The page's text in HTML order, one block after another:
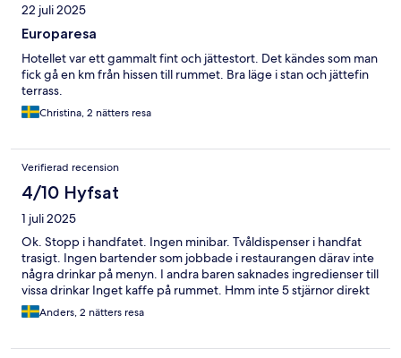
22 juli 2025
Europaresa
Hotellet var ett gammalt fint och jättestort. Det kändes som man
fick gå en km från hissen till rummet. Bra läge i stan och jättefin
terrass.
Christina, 2 nätters resa
Verifierad recension
4/10 Hyfsat
1 juli 2025
Ok. Stopp i handfatet. Ingen minibar. Tvåldispenser i handfat
trasigt. Ingen bartender som jobbade i restaurangen därav inte
några drinkar på menyn. I andra baren saknades ingredienser till
vissa drinkar Inget kaffe på rummet. Hmm inte 5 stjärnor direkt
Anders, 2 nätters resa